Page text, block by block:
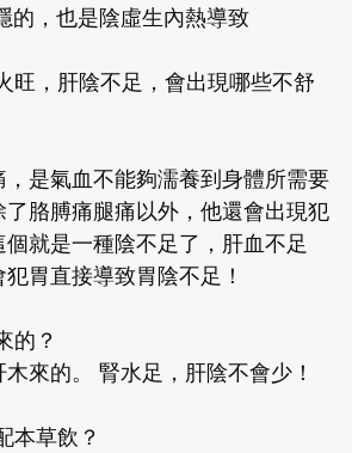
的，也是陰虛生內熱導致
旺，肝陰不足，會出現哪些不舒
是氣血不能夠濡養到身體所需要
胳膊痛腿痛以外，他還會出現犯
就是一種陰不足了，肝血不足
胃直接導致胃陰不足！
的？
來的。 腎水足，肝陰不會少！
本草飲？